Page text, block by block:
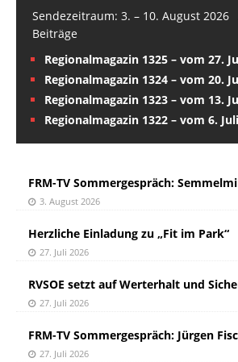
Sendezeitraum: 3. – 10. August
Beiträge
Regionalmagazin 1325 – vom 27.
Regionalmagazin 1324 – vom 20.
Regionalmagazin 1323 – vom 13.
Regionalmagazin 1322 – vom 6.
FRM-TV Sommergespräch:
3. August 2026
Herzliche Einladung zu „Fit im Park“
27. Juli 2026
RVSOE setzt auf Werterhalt und
27. Juli 2026
FRM-TV Sommergespräch: Jürgen
27. Juli 2026